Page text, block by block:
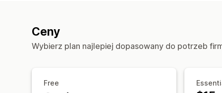
Ceny
Wybierz plan najlepiej dopasowany do potrzeb
Free